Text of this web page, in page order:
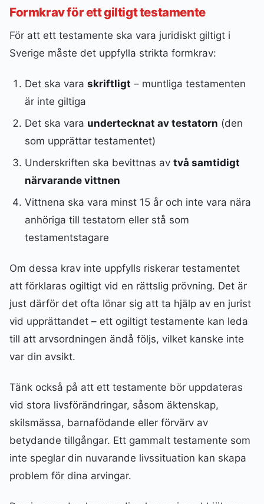
Formkrav för ett giltigt testamente
För att ett testamente ska vara juridiskt giltigt i
Sverige måste det uppfylla strikta formkrav:
Det ska vara skriftligt – muntliga testamenten
är inte giltiga
Det ska vara undertecknat av testatorn (den
som upprättar testamentet)
Underskriften ska bevittnas av två samtidigt
närvarande vittnen
Vittnena ska vara minst 15 år och inte vara nära
anhöriga till testatorn eller stå som
testamentstagare
Om dessa krav inte uppfylls riskerar testamentet
att förklaras ogiltigt vid en rättslig prövning. Det är
just därför det ofta lönar sig att ta hjälp av en jurist
vid upprättandet – ett ogiltigt testamente kan leda
till att arvsordningen ändå följs, vilket kanske inte
var din avsikt.
Tänk också på att ett testamente bör uppdateras
vid stora livsförändringar, såsom äktenskap,
skilsmässa, barnafödande eller förvärv av
betydande tillgångar. Ett gammalt testamente som
inte speglar din nuvarande livssituation kan skapa
problem för dina arvingar.